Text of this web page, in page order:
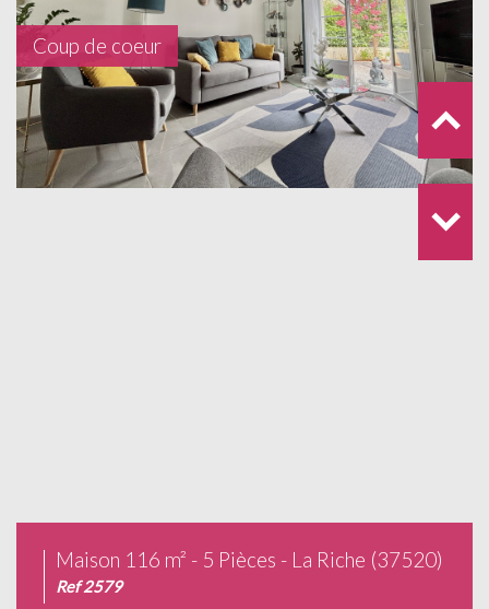
Coup de coeur
Maison 116 m² - 5 Pièces - La Riche (37520)
Ref 2579